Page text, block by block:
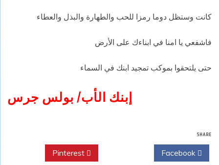
كانت وستظل دوما رمزا للحب والطهارة والبذل والعطاء
فاشفعي يا امنا في ابناءك على الأرض
حتى يلتحقوا بموكب تمجيد ابنك في السماء
إبنك الأب/ بولس جرس
SHARE